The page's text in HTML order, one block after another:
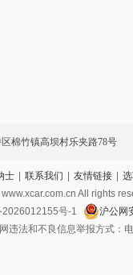
棉竹镇高坝村乐夹路78号
士 | 联系我们 | 友情链接 |
www.xcar.com.cn All rights
2026012155号-1
沪公网
违法和不良信息举报方式：